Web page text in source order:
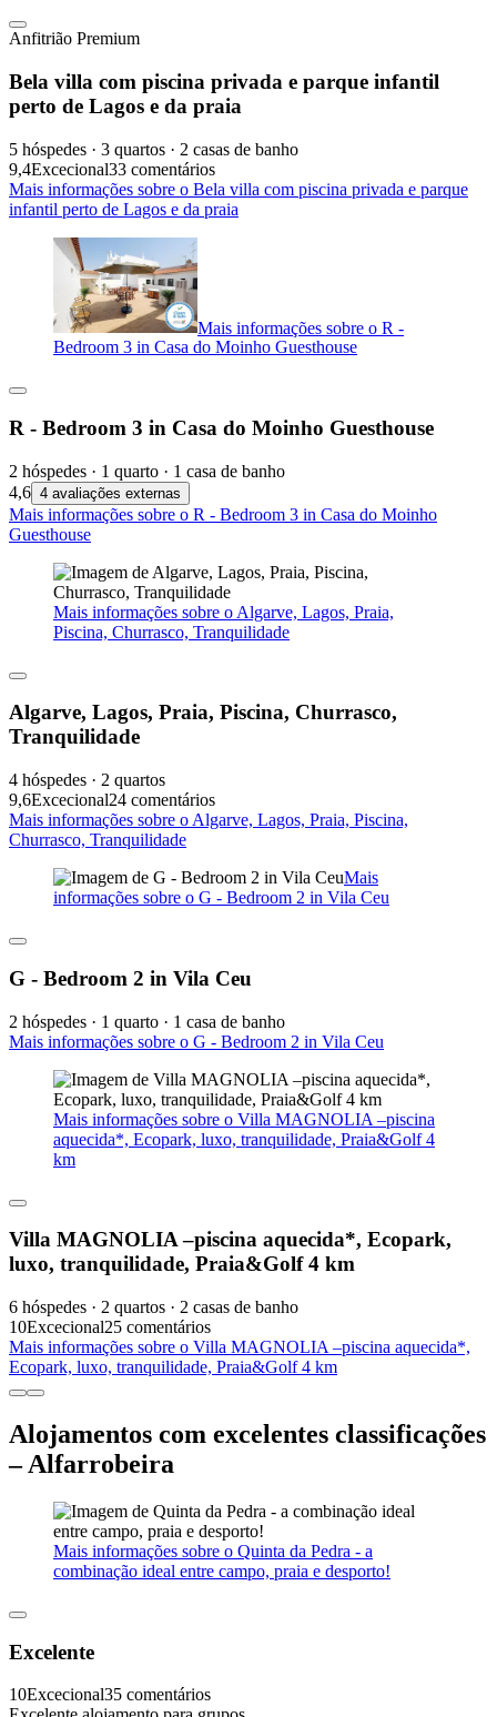
Anfitrião Premium
Bela villa com piscina privada e parque infantil
perto de Lagos e da praia
5 hóspedes · 3 quartos · 2 casas de banho
9,4Excecional33 comentários
Mais informações sobre o Bela villa com piscina privada e parque
infantil perto de Lagos e da praia
Mais informações sobre o R -
Bedroom 3 in Casa do Moinho Guesthouse
R - Bedroom 3 in Casa do Moinho Guesthouse
2 hóspedes · 1 quarto · 1 casa de banho
4,6 4 avaliações externas
Mais informações sobre o R - Bedroom 3 in Casa do Moinho
Guesthouse
Mais informações sobre o Algarve, Lagos, Praia,
Piscina, Churrasco, Tranquilidade
Algarve, Lagos, Praia, Piscina, Churrasco,
Tranquilidade
4 hóspedes · 2 quartos
9,6Excecional24 comentários
Mais informações sobre o Algarve, Lagos, Praia, Piscina,
Churrasco, Tranquilidade
Mais
informações sobre o G - Bedroom 2 in Vila Ceu
G - Bedroom 2 in Vila Ceu
2 hóspedes · 1 quarto · 1 casa de banho
Mais informações sobre o G - Bedroom 2 in Vila Ceu
Mais informações sobre o Villa MAGNOLIA –piscina
aquecida*, Ecopark, luxo, tranquilidade, Praia&Golf 4
km
Villa MAGNOLIA –piscina aquecida*, Ecopark,
luxo, tranquilidade, Praia&Golf 4 km
6 hóspedes · 2 quartos · 2 casas de banho
10Excecional25 comentários
Mais informações sobre o Villa MAGNOLIA –piscina aquecida*,
Ecopark, luxo, tranquilidade, Praia&Golf 4 km
Alojamentos com excelentes classificações
– Alfarrobeira
Mais informações sobre o Quinta da Pedra - a
combinação ideal entre campo, praia e desporto!
Excelente
10Excecional35 comentários